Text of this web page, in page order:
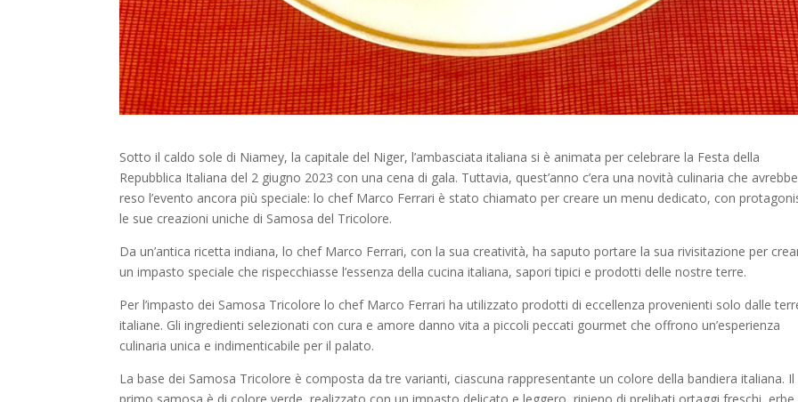
Sotto il caldo sole di Niamey, la capitale del Niger, l’ambasciata italiana si è animata per celebrare la Festa della
Repubblica Italiana del 2 giugno 2023 con una cena di gala. Tuttavia, quest’anno c’era una novità culinaria che avrebbe
reso l’evento ancora più speciale: lo chef Marco Ferrari è stato chiamato per creare un menu dedicato, con
le sue creazioni uniche di Samosa del Tricolore.
Da un’antica ricetta indiana, lo chef Marco Ferrari, con la sua creatività, ha saputo portare la sua rivisitazione per
un impasto speciale che rispecchiasse l’essenza della cucina italiana, sapori tipici e prodotti delle nostre terre.
Per l’impasto dei Samosa Tricolore lo chef Marco Ferrari ha utilizzato prodotti di eccellenza provenienti solo dalle
italiane. Gli ingredienti selezionati con cura e amore danno vita a piccoli peccati gourmet che offrono un’esperienza
culinaria unica e indimenticabile per il palato.
La base dei Samosa Tricolore è composta da tre varianti, ciascuna rappresentante un colore della bandiera italiana. Il
primo samosa è di colore verde, realizzato con un impasto delicato e leggero, ripieno di prelibati ortaggi freschi, erbe